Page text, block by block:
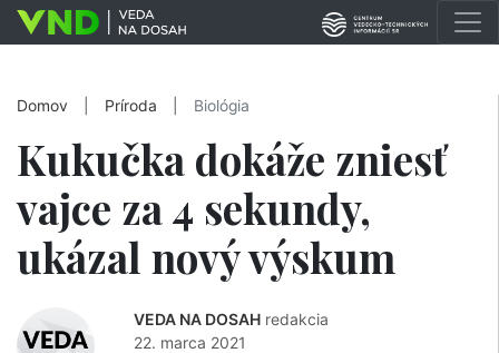
Domov Príroda Biológia
Kukučka dokáže zniesť
vajce za 4 sekundy,
ukázal nový výskum
VEDA NA DOSAH redakcia
22. marca 2021